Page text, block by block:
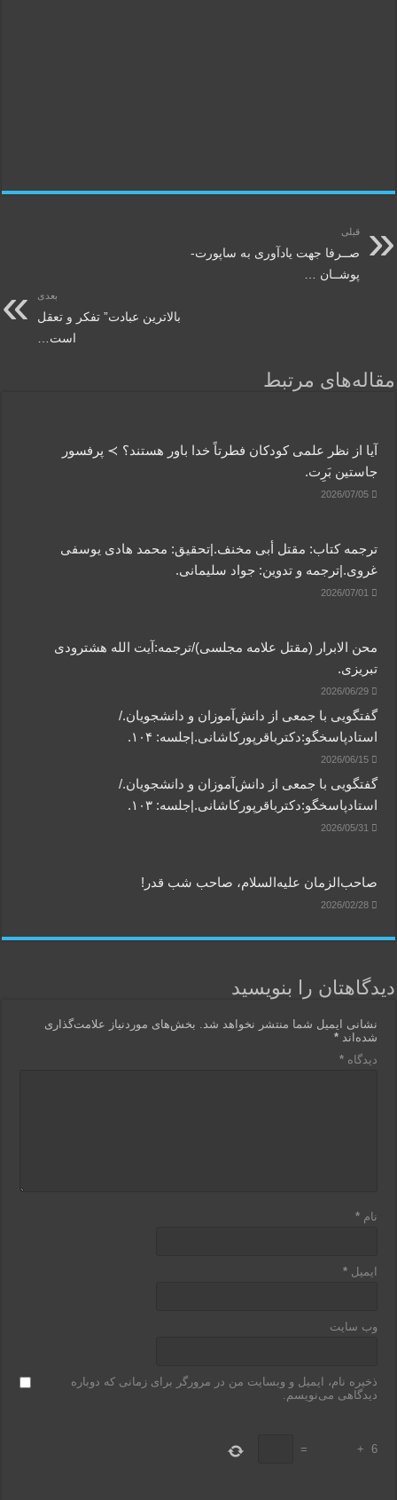
قبلی
صــرفا جهت یادآوری به ساپورت-
پوشــان …
بعدی
بالاترین عبادت” تفکر و تعقل
است…
مقاله‌های مرتبط
آیا از نظر علمی کودکان فطرتاً خدا باور هستند؟ ≻ پرفسور
جاستین بَرِت.
2026/07/05
ترجمه کتاب: مقتل أبی مخنف.|تحقیق: محمد هادی یوسفی
غروی.|ترجمه و تدوین: جواد سلیمانی.
2026/07/01
محن الابرار (مقتل علامه مجلسی)/ترجمه:آیت الله هشترودی
تبریزی.
2026/06/29
گفتگویی‌ با جمعی‌ از دانش‌آموزان‌ و دانشجویان./
استادپاسخگو:دکترباقر‌پورکاشانی.|جلسه: ۱۰۴.
2026/06/15
گفتگویی‌ با جمعی‌ از دانش‌آموزان‌ و دانشجویان./
استادپاسخگو:دکترباقر‌پورکاشانی.|جلسه: ۱۰۳.
2026/05/31
صاحب‌الزمان علیه‌السلام، صاحب شب قدر!
2026/02/28
دیدگاهتان را بنویسید
نشانی ایمیل شما منتشر نخواهد شد.
بخش‌های موردنیاز علامت‌گذاری
شده‌اند*
دیدگاه*
نام*
ایمیل*
وب‌ سایت
ذخیره نام، ایمیل و وبسایت من در مرورگر برای زمانی که دوباره
دیدگاهی می‌نویسم.
6
+
=